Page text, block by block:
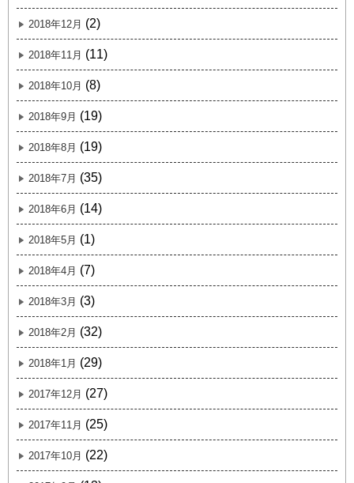
2018年12月 (2)
2018年11月 (11)
2018年10月 (8)
2018年9月 (19)
2018年8月 (19)
2018年7月 (35)
2018年6月 (14)
2018年5月 (1)
2018年4月 (7)
2018年3月 (3)
2018年2月 (32)
2018年1月 (29)
2017年12月 (27)
2017年11月 (25)
2017年10月 (22)